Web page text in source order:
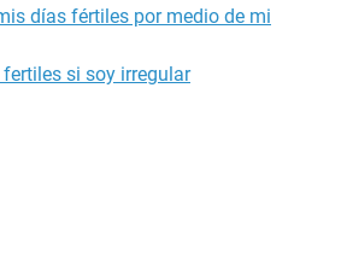
días fértiles por medio de mi
si soy irregular